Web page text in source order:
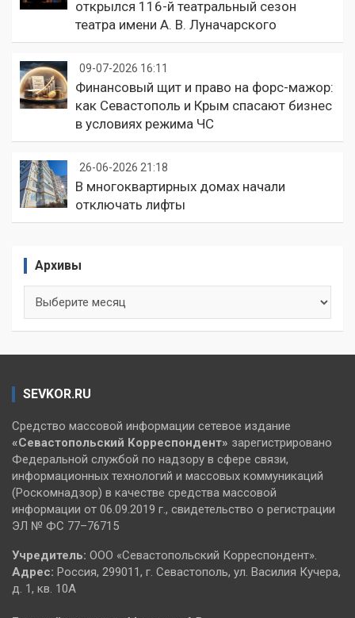
открылся 116-й театральный сезон
театра имени А. В. Луначарского
09-07-2026 16:11
Финансовый щит и право на форс-мажор:
как Севастополь и Крым спасают бизнес
в условиях режима ЧС
26-06-2026 21:18
В многоквартирных домах начали
отключать лифты
Архивы
SEVKOR.RU
Средство массовой информации сетевое издание
«Севастопольский Корреспондент» зарегистрировано
Федеральной службой по надзору в сфере связи,
информационных технологий и массовых коммуникаций
(Роскомнадзор) в качестве средства массовой
информации от 06.09.2019 г., свидетельство о регистрации
ЭЛ № ФС 77–76715
Учредитель: ООО «Севастопольский Корреспондент».
Адрес: Россия, 299011, г. Севастополь, ул. Василия Кучера,
д. 1, кв. 10А